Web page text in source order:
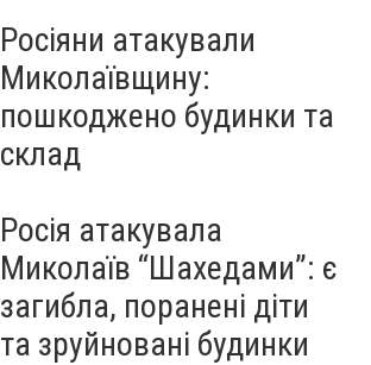
Росіяни атакували
Миколаївщину:
пошкоджено будинки та
склад
Росія атакувала
Миколаїв “Шахедами”: є
загибла, поранені діти
та зруйновані будинки